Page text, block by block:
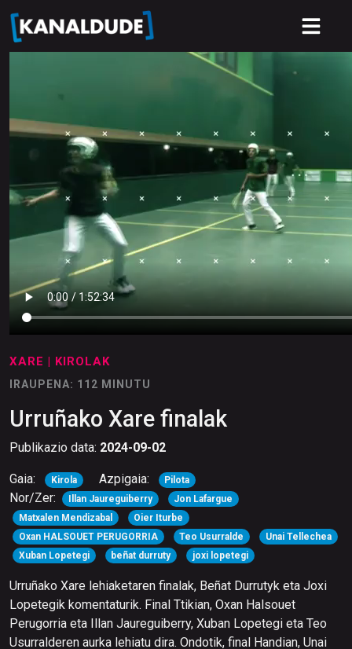
XARE | KIROLAK
IRAUPENA: 112 MINUTU
Urruñako Xare finalak
Publikazio data: 2024-09-02
Gaia: Kirola Azpigaia: Pilota
Nor/Zer: Illan Jaureguiberry
Jon Lafargue
Matxalen Mendizabal
Oier Iturbe
Oxan HALSOUET PERUGORRIA
Teo Usurralde
Unai Tellechea
Xuban Lopetegi
beñat durruty joxi lopetegi
Urruñako Xare lehiaketaren finalak, Beñat Durrutyk eta Joxi
Lopetegik komentaturik. Final Ttikian, Oxan Halsouet
Perugorria eta Illan Jaureguiberry, Xuban Lopetegi eta Teo
Usurralderen aurka lehiatu dira. Ondotik, final Handian, Unai